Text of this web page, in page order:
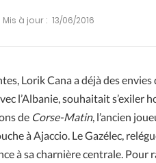
Mis à jour : 13/06/2016
Lorik Cana a déjà des envies
l’Albanie, souhaitait s’exiler
de Corse-Matin, l’ancien
à Ajaccio. Le Gazélec,
à sa charnière centrale. Pour